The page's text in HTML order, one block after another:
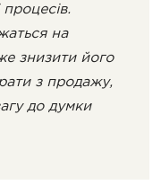
на
знизити його
з продажу,
до думки